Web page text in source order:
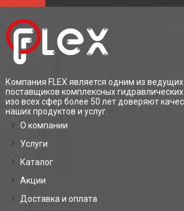
Компания FLEX является одним из
поставщиков комплексных
изо всех сфер более 50 лет доверяют
наших продуктов и услуг.
О компании
Услуги
Каталог
Акции
Доставка и оплата